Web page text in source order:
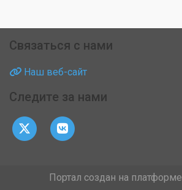
Связаться с нами
Наш веб-сайт
Следите за нами
Портал создан на платформе